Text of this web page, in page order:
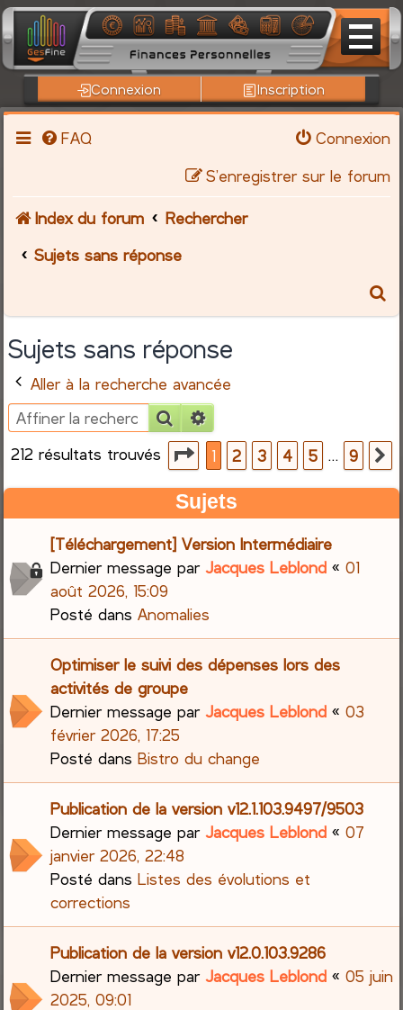
Connexion Inscription
FAQ
Connexion
S’enregistrer sur le forum
Index du forum
Rechercher
Sujets sans réponse
e
r
Sujets sans réponse
Aller à la recherche avancée
Rechercher
212 résultats trouvés
Page1sur
1 2 3 4 5 … 9
Sujets
[Téléchargement] Version Intermédiaire
Dernier message parJacques Leblond «01
août 2026, 15:09
Posté dansAnomalies
Optimiser le suivi des dépenses lors des
activités de groupe
Dernier message parJacques Leblond «03
février 2026, 17:25
Posté dansBistro du change
Publication de la version v12.1.103.9497/9503
Dernier message parJacques Leblond «07
janvier 2026, 22:48
Posté dansListes des évolutions et
corrections
Publication de la version v12.0.103.9286
Dernier message parJacques Leblond «05 juin
2025, 09:01